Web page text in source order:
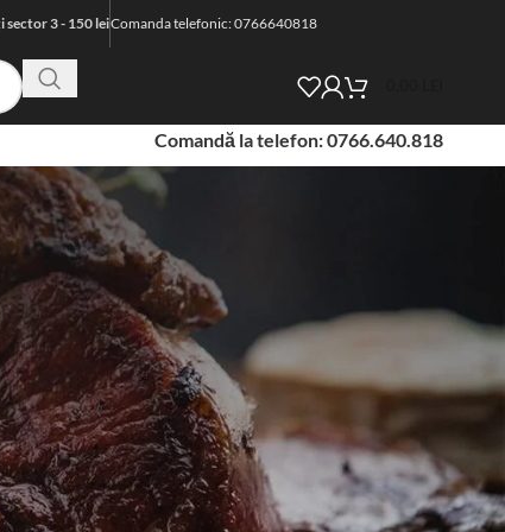
sector 3 - 150 leiComanda telefonic: 0766640818
Comandă la telefon: 0766.640.818
până acum, grijă de datele tale cu caracter personal
privind prelucrarea datelor cu caracter personal și
și site-ul www.lemonbistro.ro se conformează regulilor
a datelor cu caracter personal și informarea